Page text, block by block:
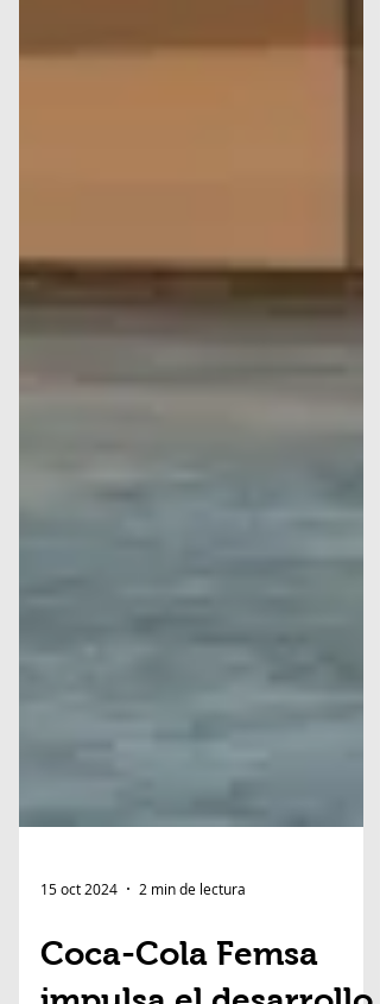
15 oct 2024 2 min de lectura